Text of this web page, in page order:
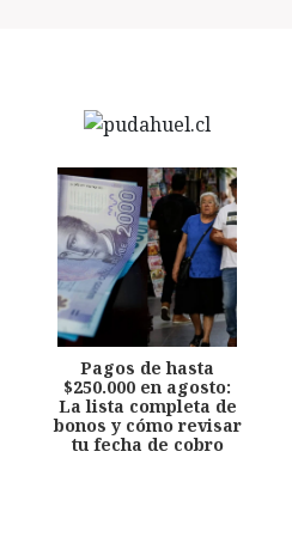
Pagos de hasta
$250.000 en agosto:
La lista completa de
bonos y cómo revisar
tu fecha de cobro